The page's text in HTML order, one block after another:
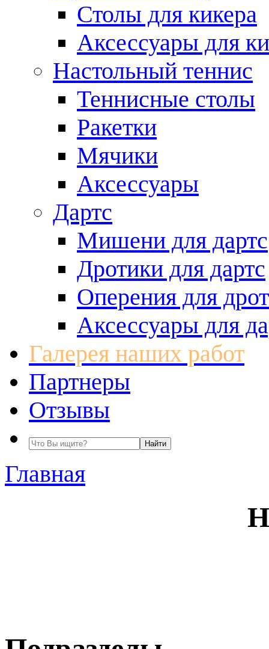
Столы для кикера
Аксессуары для
Настольный теннис
Теннисные столы
Ракетки
Мячики
Аксессуары
Дартс
Мишени для дартс
Дротики для дартс
Оперения для
Аксессуары для
Галерея наших работ
Партнеры
Отзывы
Главная